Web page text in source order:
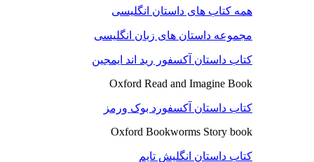
همه کتاب های داستان انگلیسی
مجموعه داستان های زبان انگلیسی
کتاب داستان آکسفور رید اند ایمجین
Oxford Read and Imagine Book
کتاب داستان آکسفورد بوک ورمز
Oxford Bookworms Story book
کتاب داستان انگلیش تایم